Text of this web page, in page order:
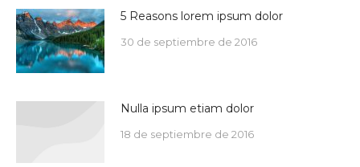
5 Reasons lorem ipsum dolor
30 de septiembre de 2016
Nulla ipsum etiam dolor
18 de septiembre de 2016